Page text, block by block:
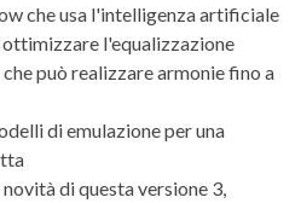
che usa l'intelligenza artificiale
l'equalizzazione
può realizzare armonie fino a
di emulazione per una
novità di questa versione 3,